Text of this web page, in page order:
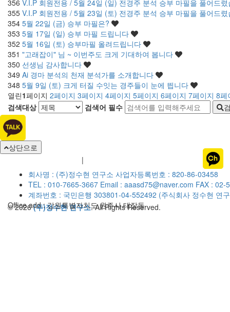
356 V.I.P 회원전용 / 5월 24일 (일) 전경주 분석 승부 마필을 풀어드
355 V.I.P 회원전용 / 5월 23일 (토) 전경주 분석 승부 마필을 풀어드
354 5월 22일 (금) 승부 마필은?
353 5월 17일 (일) 승부 마필 드립니다
352 5월 16일 (토) 승부마필 올려드립니다
351 "고래잡이" 님 ~ 이번주도 크게 기대하여 봅니다
350 선생님 감사합니다
349 Ai 경마 분석의 천재 분석가를 소개합니다
348 5월 9일 (토) 크게 터질 수잇는 경주들이 눈에 띕니다
열린1페이지 2페이지 3페이지 4페이지 5페이지 6페이지 7페이지 8페
검색대상
검색어 필수
상단으로
|
회사명 : (주)정수현 연구소 사업자등록번호 : 820-86-03458
TEL : 010-7665-3667 Email : aaasd75@naver.com FAX : 02-
계좌번호 : 국민은행 303801-04-552492 (주식회사 정수현 연
Office add : 강원특별자치도 원주시 태장동
© 2026(주)정수현 연구소. All Rights Reserved.